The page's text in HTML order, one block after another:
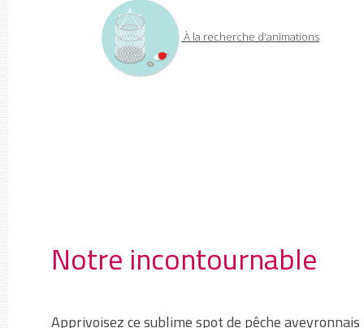
À la recherche d'animations
Notre incontournable
Apprivoisez ce sublime spot de pêche